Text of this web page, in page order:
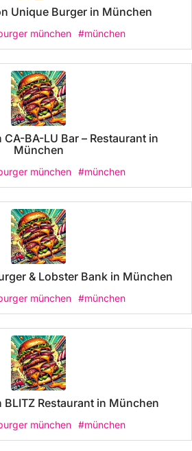
Unique Burger in München
münchen #münchen
BA-LU Bar – Restaurant in
München
münchen #münchen
& Lobster Bank in München
münchen #münchen
BLITZ Restaurant in München
münchen #münchen